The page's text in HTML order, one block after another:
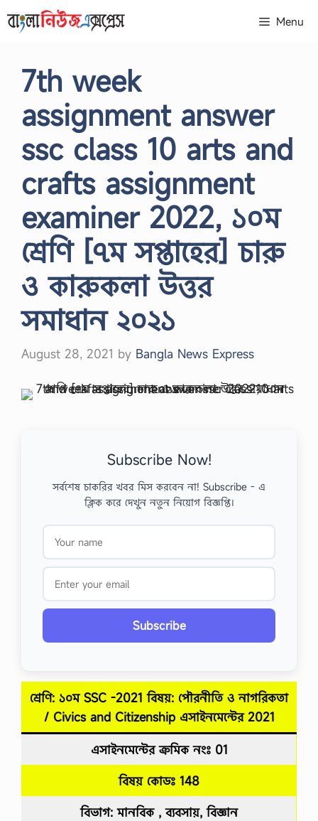
to
Menu
7th week
assignment answer
ssc class 10 arts and
crafts assignment
examiner 2022, ১০ম
শ্রেণি [৭ম সপ্তাহের] চারু
ও কারুকলা উত্তর
সমাধান ২০২১
August 28, 2021 by Bangla News Express
Subscribe Now!
সর্বশেষ চাকরির খবর মিস করবেন না! Subscribe - এ
ক্লিক করে দেখুন নতুন নিয়োগ বিজ্ঞপ্তি।
Subscribe
শ্রেণি: ১০ম SSC -2021 বিষয়: পৌরনীতি ও নাগরিকতা
/ Civics and Citizenship এসাইনমেন্টের2021
এসাইনমেন্টের ক্রমিক নংঃ 01
বিষয় কোডঃ 148
বিভাগ: মানবিক , ব্যবসায়, বিজ্ঞান